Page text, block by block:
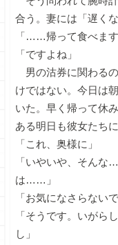
合う。妻には「遅く
「……帰って食べます
「ですよね」
男の沽券に関わる
けではない。今日は
いた。早く帰って休
ある明日も彼女たち
「これ、奥様に」
「いやいや、そん
は……」
「お気になさらない
「そうです。いがら
し」